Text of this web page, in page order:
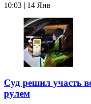
10:03 | 14 Янв
Суд решил участь
рулем